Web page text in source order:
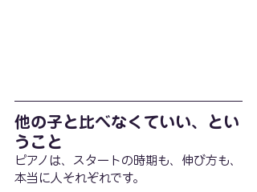
他の子と比べなくていい、とい
うこと
ピアノは、スタートの時期も、伸び方も、
本当に人それぞれです。